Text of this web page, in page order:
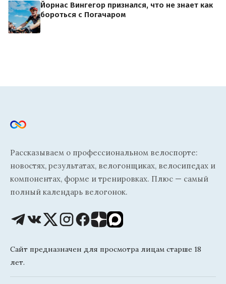
Йорнас Вингегор признался, что не знает как
бороться с Погачаром
Рассказываем о профессиональном велоспорте:
новостях, результатах, велогонщиках, велосипедах и
компонентах, форме и тренировках. Плюс — самый
полный календарь велогонок.
Сайт предназначен для просмотра лицам старше 18
лет.